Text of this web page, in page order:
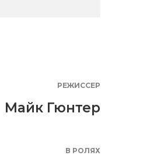
РЕЖИССЕР
Майк Гюнтер
В РОЛЯХ